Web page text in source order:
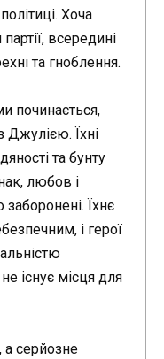
Хоча
всередині
та гноблення.
починається,
Джулією. Їхні
та бунту
любов і
Їхнє
і герої
існує місця для
а серйозне